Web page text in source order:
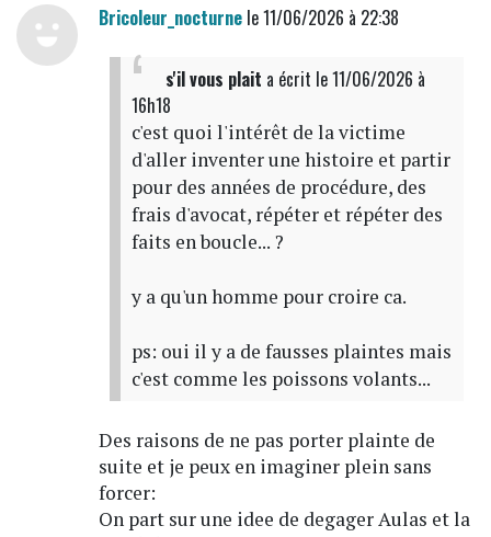
Bricoleur_nocturnele 11/06/2026 à 22:38
s'il vous plait a écrit le 11/06/2026 à
16h18
c'est quoi l'intérêt de la victime
d'aller inventer une histoire et partir
pour des années de procédure, des
frais d'avocat, répéter et répéter des
faits en boucle... ?
y a qu'un homme pour croire ca.
ps: oui il y a de fausses plaintes mais
c'est comme les poissons volants...
Des raisons de ne pas porter plainte de
suite et je peux en imaginer plein sans
forcer:
On part sur une idee de degager Aulas et la